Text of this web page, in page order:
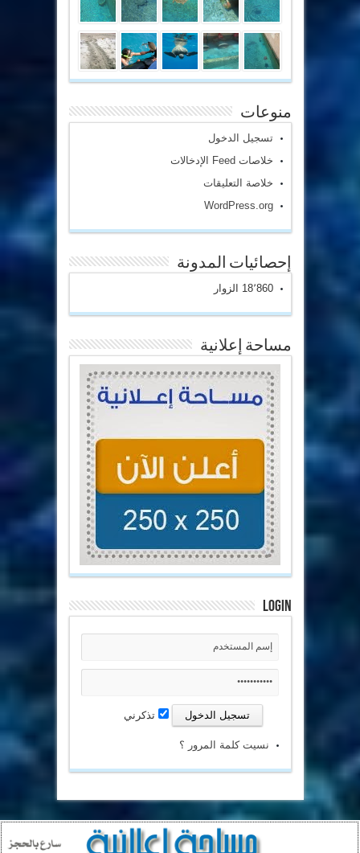
منوعات
تسجيل الدخول
خلاصات Feed الإدخالات
خلاصة التعليقات
WordPress.org
إحصائيات المدونة
18٬860 الزوار
مساحة إعلانية
Login
تذكرني
نسيت كلمة المرور ؟